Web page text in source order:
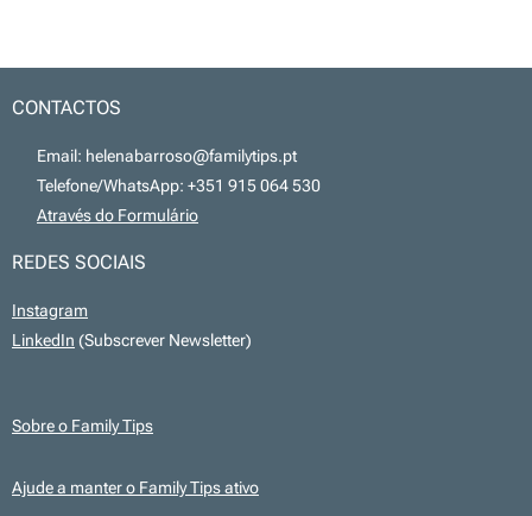
CONTACTOS
📧 Email: helenabarroso@familytips.pt
📞 Telefone/WhatsApp: +351 915 064 530
Através do Formulário
REDES SOCIAIS
Instagram
LinkedIn (Subscrever Newsletter)
Sobre o Family Tips
Ajude a manter o Family Tips ativo